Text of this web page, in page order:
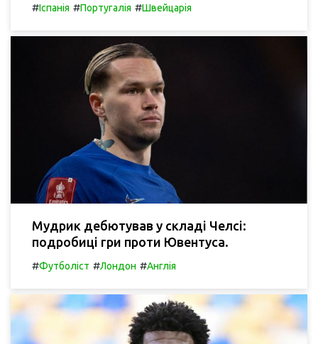
#Іспанія #Португалія #Швейцарія
Мудрик дебютував у складі Челсі:
подробиці гри проти Ювентуса.
#Футболіст #Лондон #Англія